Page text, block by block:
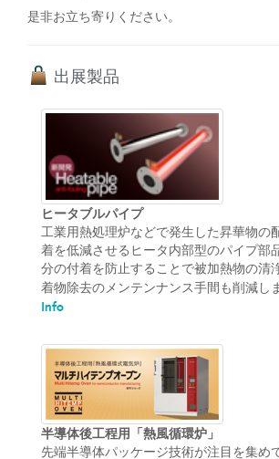
是非お立ち寄りください。
出展製品
ヒータブルパイプ
工業用熱処理炉などで発生した昇華物の
着を低減させるヒータ内部型のパイプ部
分の付着を防止することで被加熱物の清
着物除去のメンテンナンス手間も削減し
Info
半導体後工程用「熱風循環炉」
先端半導体パッケージ技術が注目を集め